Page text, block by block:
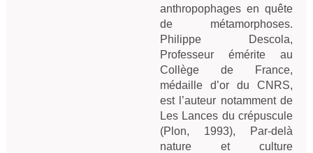
anthropophages en quête
de métamorphoses.
Philippe Descola,
Professeur émérite au
Collège de France,
médaille d’or du CNRS,
est l’auteur notamment de
Les Lances du crépuscule
(Plon, 1993), Par-delà
nature et culture